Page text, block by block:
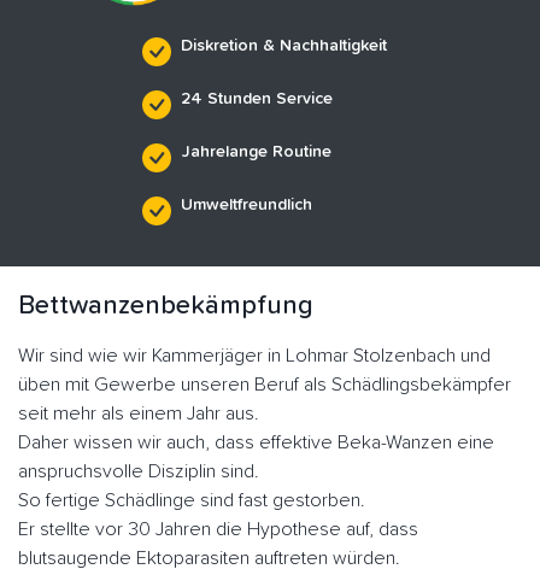
Diskretion & Nachhaltigkeit
24 Stunden Service
Jahrelange Routine
Umweltfreundlich
Bettwanzenbekämpfung
Wir sind wie wir Kammerjäger in Lohmar Stolzenbach und
üben mit Gewerbe unseren Beruf als Schädlingsbekämpfer
seit mehr als einem Jahr aus.
Daher wissen wir auch, dass effektive Beka-Wanzen eine
anspruchsvolle Disziplin sind.
So fertige Schädlinge sind fast gestorben.
Er stellte vor 30 Jahren die Hypothese auf, dass
blutsaugende Ektoparasiten auftreten würden.